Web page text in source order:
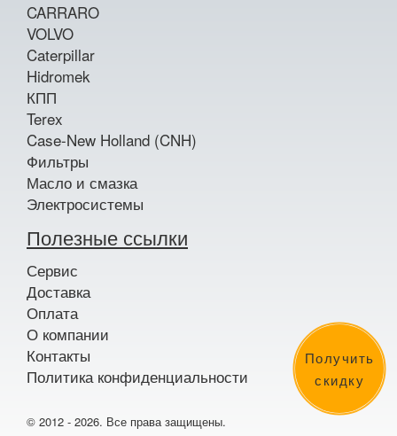
Получить
скидку
CARRARO
VOLVO
Caterpillar
Hidromek
КПП
Terex
Case-New Holland (CNH)
Фильтры
Масло и смазка
Электросистемы
Полезные ссылки
Сервис
Доставка
Оплата
О компании
Контакты
Политика конфиденциальности
© 2012 - 2026. Все права защищены.